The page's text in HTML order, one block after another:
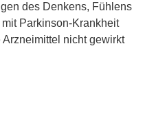
des Denkens, Fühlens
Parkinson-Krankheit
nicht gewirkt